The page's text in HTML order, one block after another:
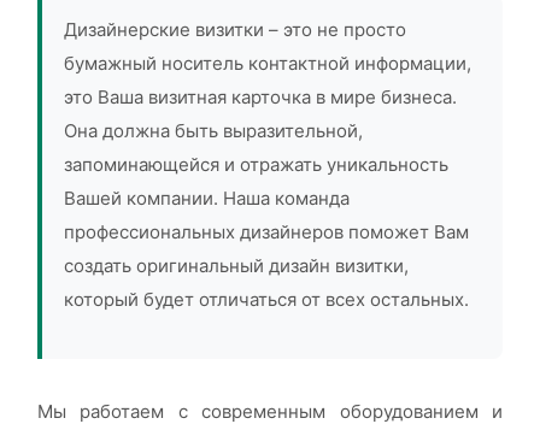
Дизайнерские визитки – это не просто
бумажный носитель контактной информации,
это Ваша визитная карточка в мире бизнеса.
Она должна быть выразительной,
запоминающейся и отражать уникальность
Вашей компании. Наша команда
профессиональных дизайнеров поможет Вам
создать оригинальный дизайн визитки,
который будет отличаться от всех остальных.
Мы работаем с современным оборудованием и